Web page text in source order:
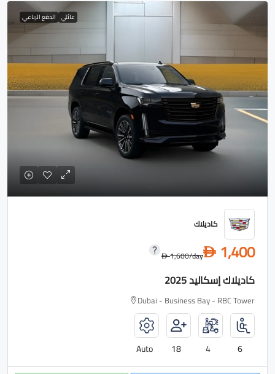
عائلي الدفع الرباعي
كاديلاك
D 1,400
D1,600/day
كاديلاك إسكاليد 2025
Dubai - Business Bay - RBC Tower
6
4
18
Auto